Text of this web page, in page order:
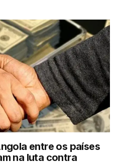
entre os países
na luta contra